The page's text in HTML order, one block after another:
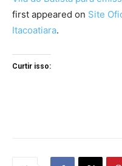
first appeared on Site
Itacoatiara.
Curtir isso: